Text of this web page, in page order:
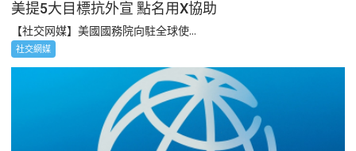
美提5大目標抗外宣 點名用X協助
【社交网媒】美國國務院向駐全球使...
社交網媒